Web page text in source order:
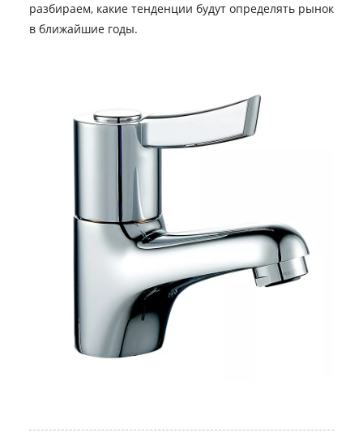
разбираем, какие тенденции будут определять рынок
в ближайшие годы.